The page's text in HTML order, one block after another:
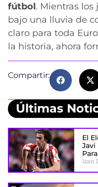
fútbol. Mientras los
bajo una lluvia de
claro para toda
la historia, ahora
Compartir:
Últimas
El
Javi
Izan